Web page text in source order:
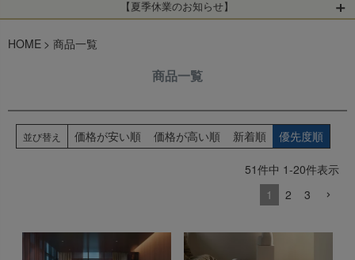
令和8年熊本地震により、お亡くなりになられた方々に深く
お見舞い申し上げます。 この地震の影響により、現在、一
【お荷物のお届けに遅れが生じている地域】
・全国から九州あてのお荷物
・九州から全国あてのお荷物
なお、今後の被害状況や交通規制などにより、対象地域や
サービスへの影響が変更となる場合がございます。
りますようお願い申し上げます。
詳しくはこちら
【夏季休業のお知らせ】
当店は は2026年8月11日(火)～2026年8月16日(日)
休業中のご注文に関しては自動返信メールは届きますが、
いただきますのでよろしくお願いいたします。
出荷センターも休業となりますため、休業期間中のご注文
以降となります。
HOME 商品一覧
商品一覧
並び替え 価格が安い順 価格が高い順 新着順 優先度順
51件中 1-20件表示
1
2 3